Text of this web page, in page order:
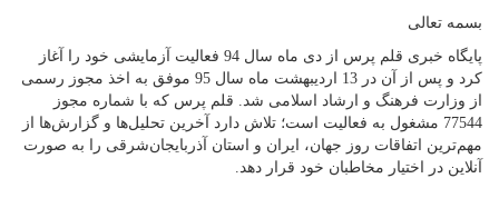
بسمه تعالی
پایگاه خبری قلم پرس از دی ماه سال 94 فعالیت آزمایشی خود را آغاز
کرد و پس از آن در 13 اردیبهشت ماه سال 95 موفق به اخذ مجوز رسمی
از وزارت فرهنگ و ارشاد اسلامی شد. قلم پرس که با شماره مجوز
77544 مشغول به فعالیت است؛ تلاش دارد آخرین تحلیل‌ها و گزارش‌ها از
مهم‌ترین اتفاقات روز جهان، ایران و استان آذربایجان‌شرقی را به صورت
آنلاین در اختیار مخاطبان خود قرار دهد.